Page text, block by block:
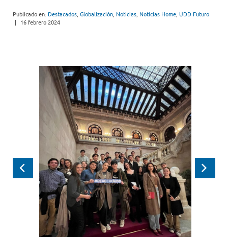
Publicado en: Destacados Globalización Noticias Noticias Home UDD Futuro
|
16 febrero 2024
Anterior